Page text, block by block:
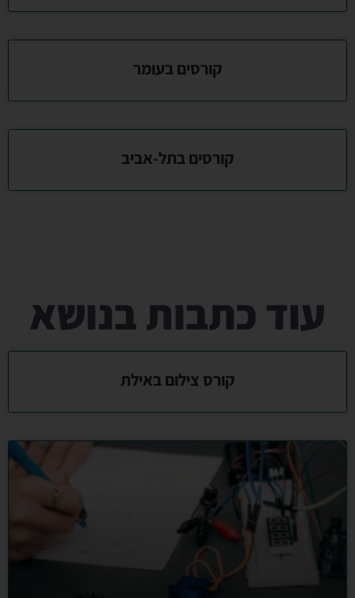
קורסים בעומר
קורסים בתל-אביב
עוד כתבות בנושא
קורס צילום באילת